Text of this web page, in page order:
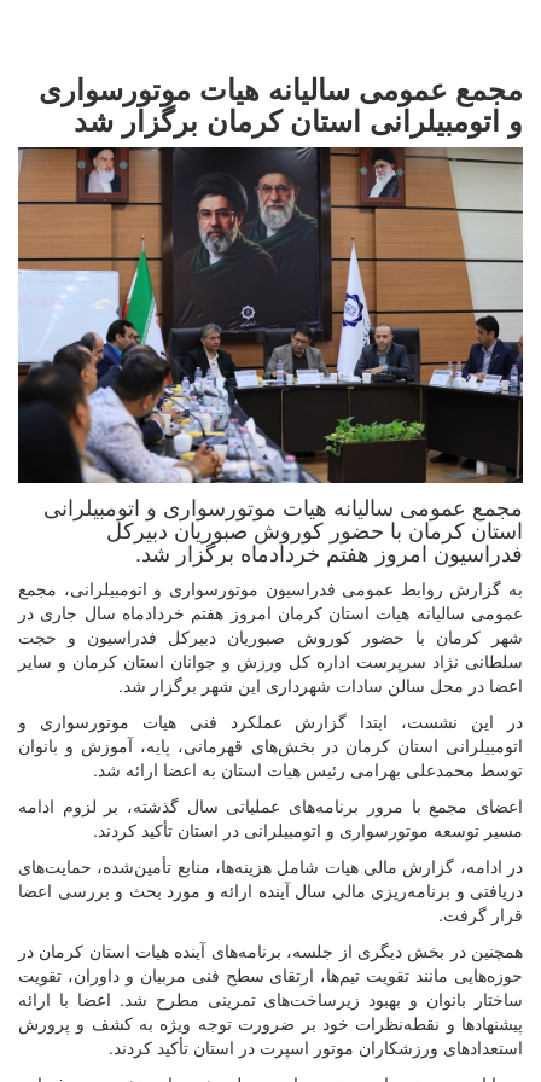
مجمع عمومی سالیانه هیات موتورسواری
و اتومبیلرانی استان کرمان برگزار شد
مجمع عمومی سالیانه هیات موتورسواری و اتومبیلرانی
استان کرمان با حضور کوروش صبوریان دبیرکل
فدراسیون امروز هفتم خردادماه برگزار شد.
به گزارش روابط عمومی فدراسیون موتورسواری و اتومبیلرانی، مجمع
عمومی سالیانه هیات استان کرمان امروز هفتم خردادماه سال جاری در
شهر کرمان با حضور کوروش صبوریان دبیرکل فدراسیون و حجت
سلطانی نژاد سرپرست اداره کل ورزش و جوانان استان کرمان و سایر
اعضا در محل سالن سادات شهرداری این شهر برگزار شد.
در این نشست، ابتدا گزارش عملکرد فنی هیات موتورسواری و
اتومبیلرانی استان کرمان در بخش‌های قهرمانی، پایه، آموزش و بانوان
توسط محمدعلی بهرامی رئیس هیات استان به اعضا ارائه شد.
اعضای مجمع با مرور برنامه‌های عملیاتی سال گذشته، بر لزوم ادامه
مسیر توسعه موتورسواری و اتومبیلرانی در استان تأکید کردند.
در ادامه، گزارش مالی هیات شامل هزینه‌ها، منابع تأمین‌شده، حمایت‌های
دریافتی و برنامه‌ریزی مالی سال آینده ارائه و مورد بحث و بررسی اعضا
قرار گرفت.
همچنین در بخش دیگری از جلسه، برنامه‌های آینده هیات استان کرمان در
حوزه‌هایی مانند تقویت تیم‌ها، ارتقای سطح فنی مربیان و داوران، تقویت
ساختار بانوان و بهبود زیرساخت‌های تمرینی مطرح شد. اعضا با ارائه
پیشنهادها و نقطه‌نظرات خود بر ضرورت توجه ویژه به کشف و پرورش
استعدادهای ورزشکاران موتور اسپرت در استان تأکید کردند.